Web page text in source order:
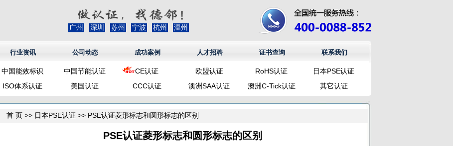
广州 深圳 苏州 宁波 杭州 温州
行业资讯 公司动态 成功案例 人才招聘 证书查询 联系我们
中国能效标识 中国节能认证 CE认证 欧盟认证 RoHS认证
日本PSE认证
ISO体系认证 美国认证 CCC认证 澳洲SAA认证 澳洲C-Tick认证 其它认证
首 页 >> 日本PSE认证 >> PSE认证菱形标志和圆形标志的区别
PSE认证菱形标志和圆形标志的区别